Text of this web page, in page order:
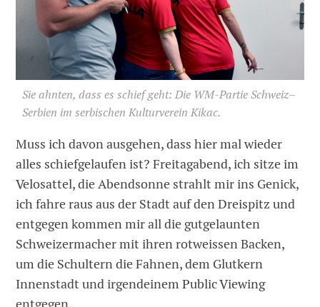
Sie ahnten, dass es schief geht: Die WM-Partie Schweiz–
Serbien im serbischen Kulturverein Kikac.
Muss ich davon ausgehen, dass hier mal wieder
alles schiefgelaufen ist? Freitagabend, ich sitze im
Velosattel, die Abendsonne strahlt mir ins Genick,
ich fahre raus aus der Stadt auf den Dreispitz und
entgegen kommen mir all die gutgelaunten
Schweizermacher mit ihren rotweissen Backen,
um die Schultern die Fahnen, dem Glutkern
Innenstadt und irgendeinem Public Viewing